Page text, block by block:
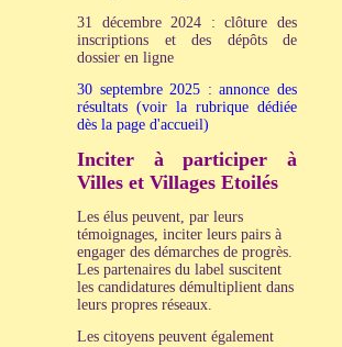
31 décembre 2024 : clôture des
inscriptions et des dépôts de
dossier en ligne
30 septembre 2025 : annonce des
résultats (voir la rubrique dédiée
dès la page d'accueil)
Inciter à participer à
Villes et Villages Etoilés
Les élus peuvent, par leurs
témoignages, inciter leurs pairs à
engager des démarches de progrès.
Les partenaires du label suscitent
les candidatures démultiplient dans
leurs propres réseaux.
Les citoyens peuvent également